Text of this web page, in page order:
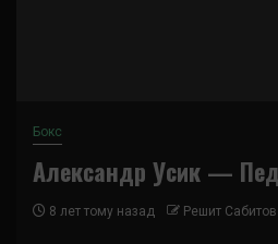
Бокс
Александр Усик —
8 лет тому назад Решит Сабитов